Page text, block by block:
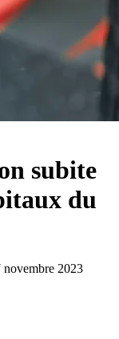
subite
du
novembre 2023